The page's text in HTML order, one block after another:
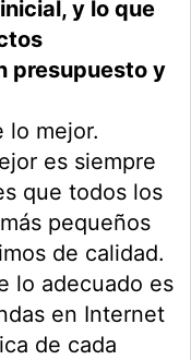
y lo que
presupuesto y
lo mejor.
es siempre
que todos los
pequeños
de calidad.
lo adecuado es
en Internet
de cada